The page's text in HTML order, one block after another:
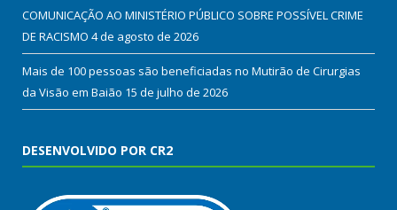
COMUNICAÇÃO AO MINISTÉRIO PÚBLICO SOBRE POSSÍVEL CRIME
DE RACISMO 4 de agosto de 2026
Mais de 100 pessoas são beneficiadas no Mutirão de Cirurgias
da Visão em Baião 15 de julho de 2026
DESENVOLVIDO POR CR2